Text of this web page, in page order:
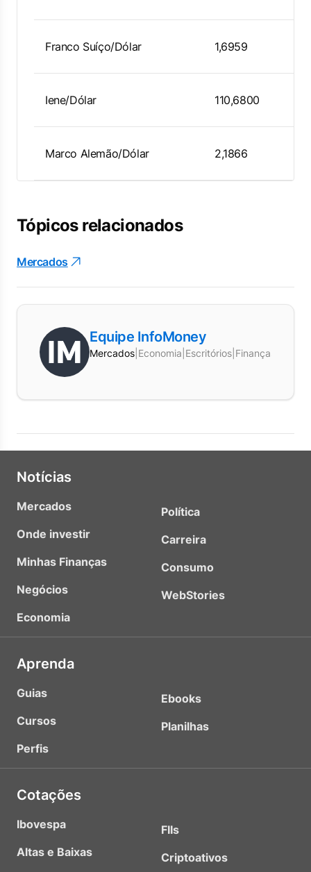
Franco Suíço/Dólar 1,6959
Iene/Dólar 110,6800
Marco Alemão/Dólar 2,1866
Tópicos relacionados
Mercados
Equipe InfoMoney
Mercados Economia Escritórios Finanças
Notícias
Mercados
Onde investir
Minhas Finanças
Negócios
Economia
Política
Carreira
Consumo
WebStories
Aprenda
Guias
Cursos
Perfis
Ebooks
Planilhas
Cotações
Ibovespa
Altas e Baixas
FIIs
Criptoativos